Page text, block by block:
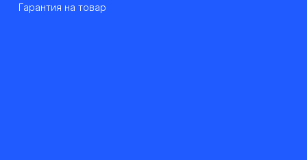
Гарантия на товар